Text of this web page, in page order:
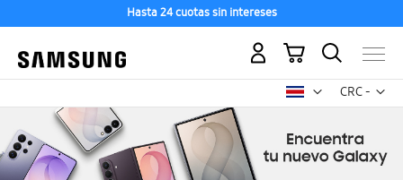
Hasta 24 cuotas sin intereses
CRC -
colón
Mi carrito